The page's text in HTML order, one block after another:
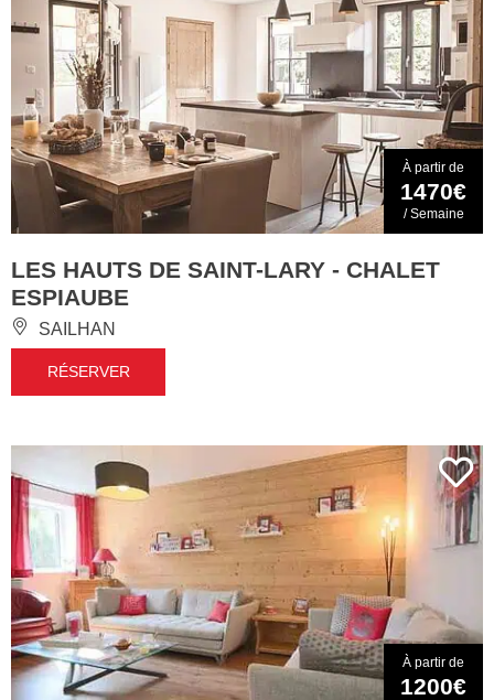
À partir de
1470€
/ Semaine
LES HAUTS DE SAINT-LARY - CHALET
ESPIAUBE
SAILHAN
RÉSERVER
À partir de
1200€